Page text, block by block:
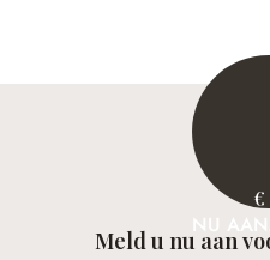
€
NU
Meld u nu aan